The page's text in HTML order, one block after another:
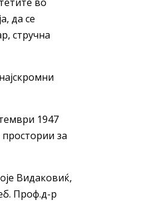
да се
стручна
1947
за
Видаковиќ,
Проф.д-р